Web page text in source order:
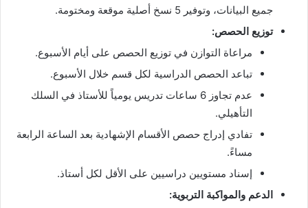
جميع البيانات، وتوفير 5 نسخ أصلية موقعة ومختومة.
توزيع الحصص:
مراعاة التوازن في توزيع الحصص على أيام الأسبوع.
تباعد الحصص الدراسية لكل قسم خلال الأسبوع.
عدم تجاوز 6 ساعات تدريس يومياً للأستاذ في السلك
التأهيلي.
تفادي إدراج حصص الأقسام الإشهادية بعد الساعة الرابعة
مساءً.
إسناد مستويين دراسيين على الأقل لكل أستاذ.
الدعم والمواكبة التربوية: